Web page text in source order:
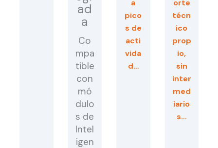
ad
a
Co
mpa
tible
con
mó
dulo
s de
Intel
igen
a
pico
s de
acti
vida
d…
orte
técn
ico
prop
io,
sin
inter
med
iario
s…